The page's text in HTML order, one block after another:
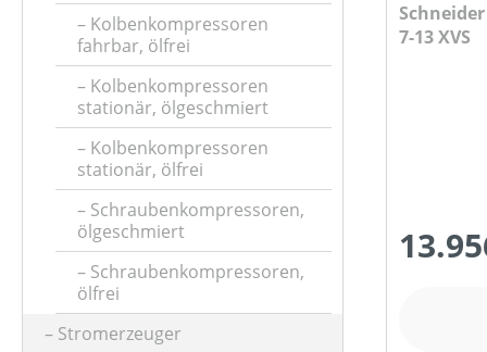
Kolbenkompressoren
fahrbar, ölfrei
Kolbenkompressoren
stationär, ölgeschmiert
Kolbenkompressoren
stationär, ölfrei
Schraubenkompressoren,
ölgeschmiert
Schraubenkompressoren,
ölfrei
Stromerzeuger
Schneider Industriekompressor AM D
7-13 XVS